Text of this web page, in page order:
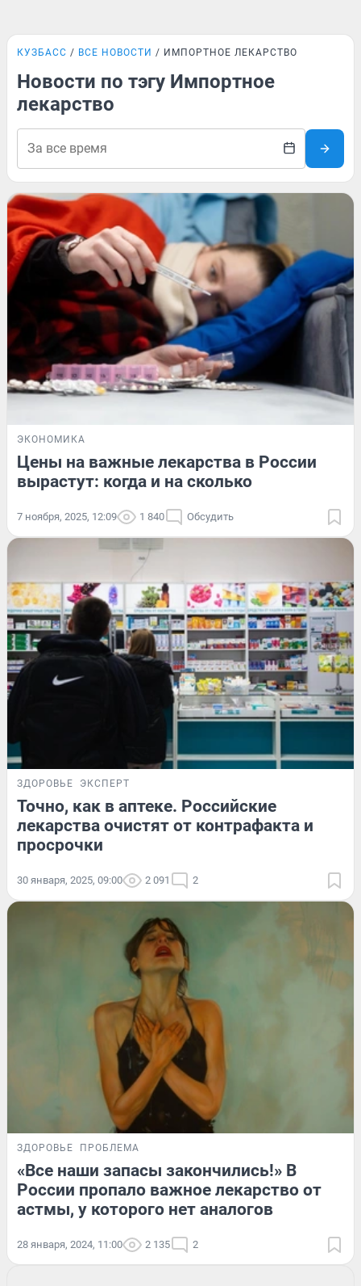
КУЗБАСС ВСЕ НОВОСТИ ИМПОРТНОЕ ЛЕКАРСТВО
Новости по тэгу Импортное
лекарство
ЭКОНОМИКА
Цены на важные лекарства в России
вырастут: когда и на сколько
7 ноября, 2025, 12:09 1 840 Обсудить
ЗДОРОВЬЕ ЭКСПЕРТ
Точно, как в аптеке. Российские
лекарства очистят от контрафакта и
просрочки
30 января, 2025, 09:00 2 091 2
ЗДОРОВЬЕ ПРОБЛЕМА
«Все наши запасы закончились!» В
России пропало важное лекарство от
астмы, у которого нет аналогов
28 января, 2024, 11:00 2 135 2